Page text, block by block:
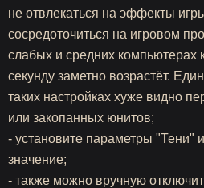
не отвлекаться на эффекты
сосредоточиться на игровом
слабых и средних компьютерах
секунду заметно возрастёт.
таких настройках хуже видно
или закопанных юнитов;
- установите параметры "Тени"
значение;
- также можно вручную